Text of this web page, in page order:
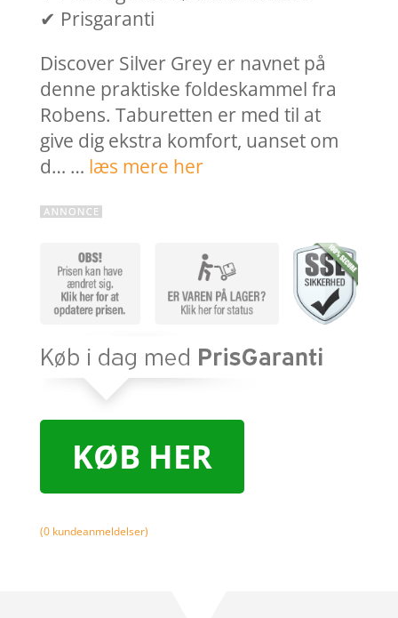
✔ Prisgaranti
Discover Silver Grey er navnet på
denne praktiske foldeskammel fra
Robens. Taburetten er med til at
give dig ekstra komfort, uanset om
d… … læs mere her
KØB HER
(0kundeanmeldelser)